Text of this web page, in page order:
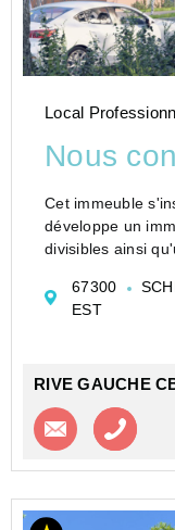
Local
Nous
Cet immeuble
développe un
divisibles ainsi
sein de
67300
EST
RIVE GAUCHE
Contacter